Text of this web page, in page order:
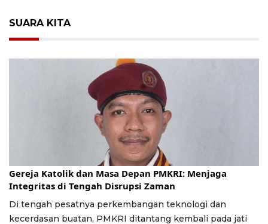
SUARA KITA
Jumat, 24 Juli 2026 | 16:30 WIB
Gereja Katolik dan Masa Depan PMKRI: Menjaga
Integritas di Tengah Disrupsi Zaman
Di tengah pesatnya perkembangan teknologi dan
kecerdasan buatan, PMKRI ditantang kembali pada jati